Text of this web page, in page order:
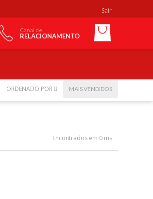
Sair
Canal de
RELACIONAMENTO
ORDENADO POR MAIS VENDIDOS
Encontrados em 0 ms